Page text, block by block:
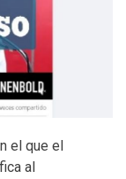
el que el
al